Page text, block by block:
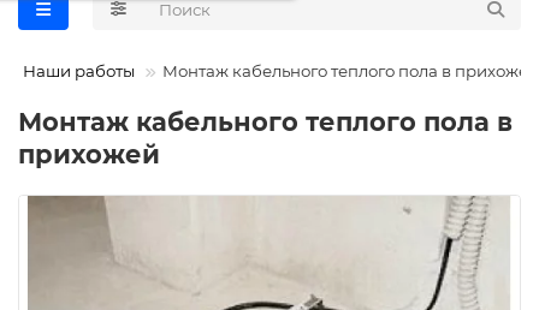
Наши работы Монтаж кабельного теплого пола в прихожей
Монтаж кабельного теплого пола в
прихожей